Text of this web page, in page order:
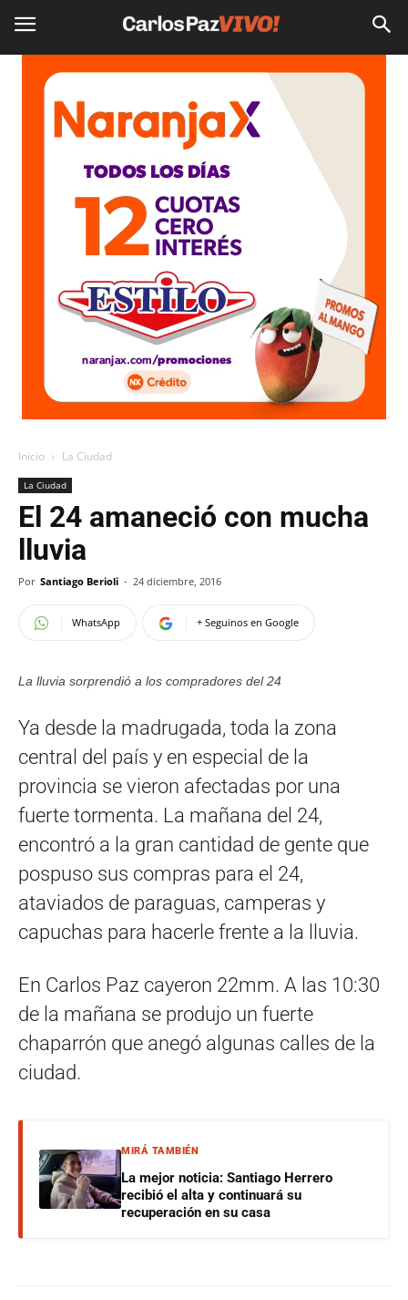
Inicio La Ciudad
La Ciudad
El 24 amaneció con mucha
lluvia
Por Santiago Berioli - 24 diciembre, 2016
WhatsApp + Seguinos en Google
La lluvia sorprendió a los compradores del 24
Ya desde la madrugada, toda la zona
central del país y en especial de la
provincia se vieron afectadas por una
fuerte tormenta. La mañana del 24,
encontró a la gran cantidad de gente que
pospuso sus compras para el 24,
ataviados de paraguas, camperas y
capuchas para hacerle frente a la lluvia.
En Carlos Paz cayeron 22mm. A las 10:30
de la mañana se produjo un fuerte
chaparrón que anegó algunas calles de la
ciudad.
MIRÁ TAMBIÉN
La mejor noticia: Santiago Herrero
recibió el alta y continuará su
recuperación en su casa